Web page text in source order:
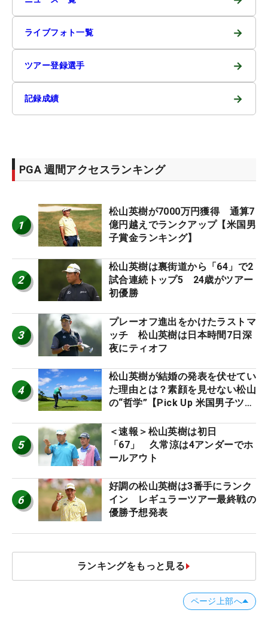
ライブフォト一覧 →
ツアー登録選手 →
記録成績 →
PGA 週間アクセスランキング
1
松山英樹が7000万円獲得 通算7
億円越えでランクアップ【米国男
子賞金ランキング】
2
松山英樹は裏街道から「64」で2
試合連続トップ5 24歳がツアー
初優勝
3
プレーオフ進出をかけたラストマ
ッチ 松山英樹は日本時間7日深
夜にティオフ
4
松山英樹が結婚の発表を伏せてい
た理由とは？素顔を見せない松山
の“哲学”【Pick Up 米国男子ツア
5
＜速報＞松山英樹は初日
「67」 久常涼は4アンダーでホ
ールアウト
6
好調の松山英樹は3番手にランク
イン レギュラーツアー最終戦の
優勝予想発表
ランキングをもっと見る
ページ上部へ